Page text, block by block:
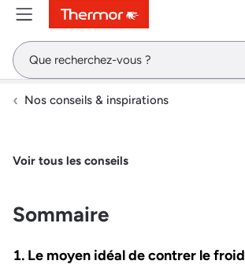
ContenuMenuRecherche
Nos conseils & inspirations
Voir tous les conseils
Sommaire
Le moyen idéal de contrer le froid